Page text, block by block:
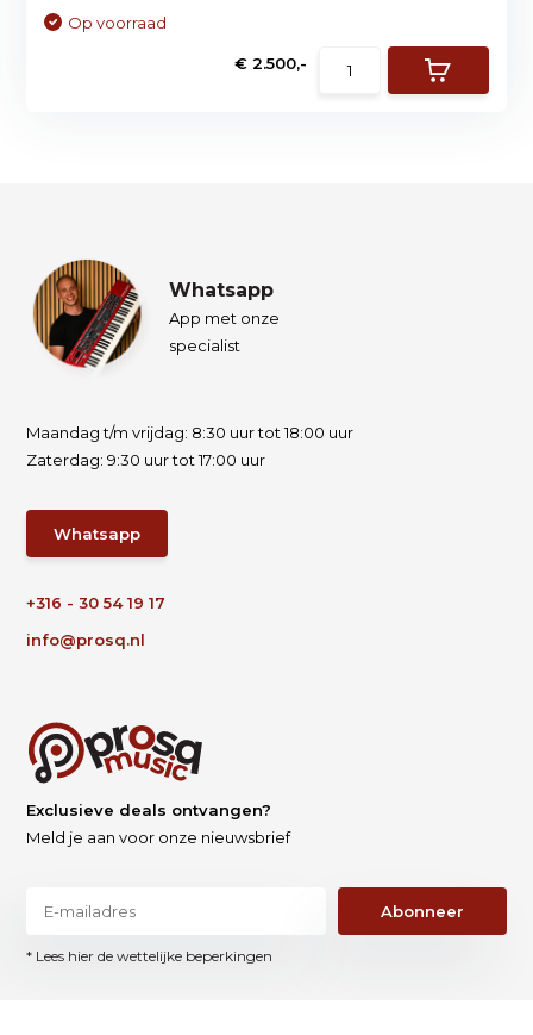
Op voorraad
€ 2.500,-
Whatsapp
App met onze
specialist
Maandag t/m vrijdag: 8:30 uur tot 18:00 uur
Zaterdag: 9:30 uur tot 17:00 uur
Whatsapp
+316 - 30 54 19 17
info@prosq.nl
Exclusieve deals ontvangen?
Meld je aan voor onze nieuwsbrief
Abonneer
* Lees hier de wettelijke beperkingen